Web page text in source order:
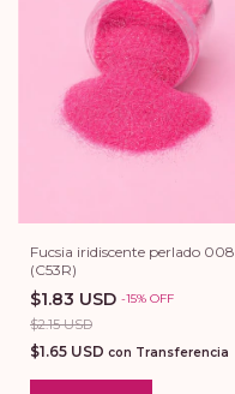
Fucsia iridiscente perlado 008
(C53R)
$1.83 USD -15% OFF
$2.15 USD
$1.65 USD con Transferencia